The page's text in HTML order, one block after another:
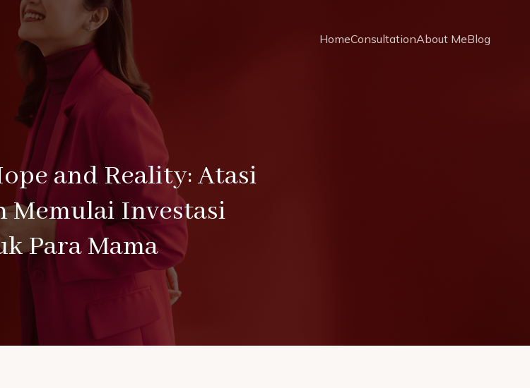
HomeConsultationAbout MeBlog
and Reality: Atasi
Memulai Investasi
Para Mama